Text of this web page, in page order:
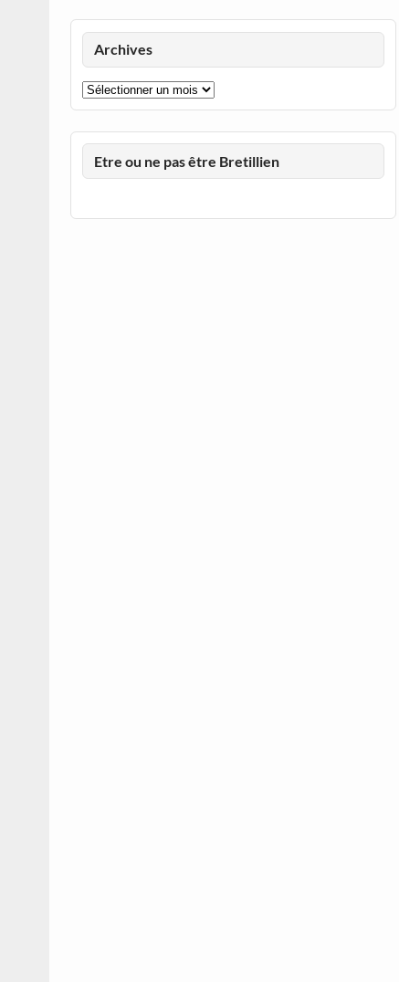
Archives
Archives
Etre ou ne pas être Bretillien